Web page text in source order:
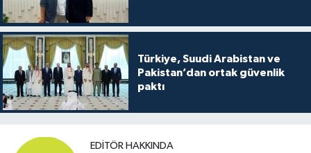
Türkiye, Suudi Arabistan ve
Pakistan’dan ortak güvenlik
paktı
EDITÖR HAKKINDA